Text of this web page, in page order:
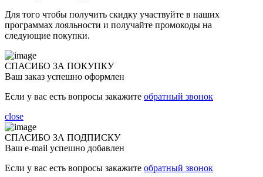
Для того чтобы получить скидку участвуйте в наших
программах лояльности и получайте промокоды на
следующие покупки.
СПАСИБО ЗА ПОКУПКУ
Ваш заказ успешно оформлен
Если у вас есть вопросы закажите обратный звонок
close
СПАСИБО ЗА ПОДПИСКУ
Ваш e-mail успешно добавлен
Если у вас есть вопросы закажите обратный звонок